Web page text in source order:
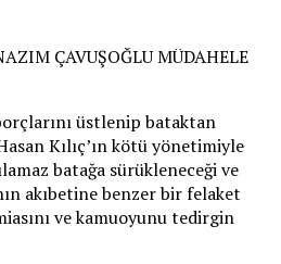
ÇAVUŞOĞLU MÜDAHELE
üstlenip bataktan
Kılıç’ın kötü yönetimiyle
batağa sürükleneceği ve
akıbetine benzer bir felaket
ve kamuoyunu tedirgin